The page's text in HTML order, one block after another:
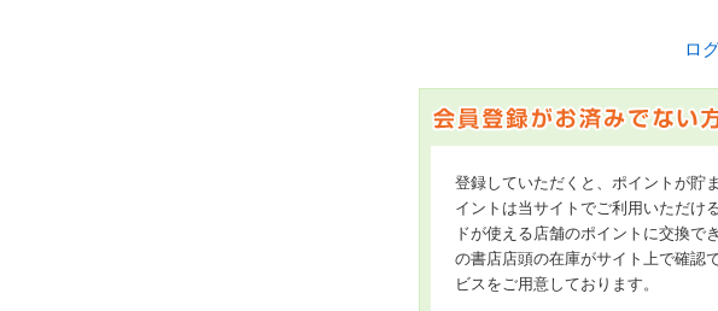
ロ
登録していただくと、ポイントが貯
イントは当サイトでご利用いただけ
ドが使える店舗のポイントに交換で
の書店店頭の在庫がサイト上で確認
ビスをご用意しております。